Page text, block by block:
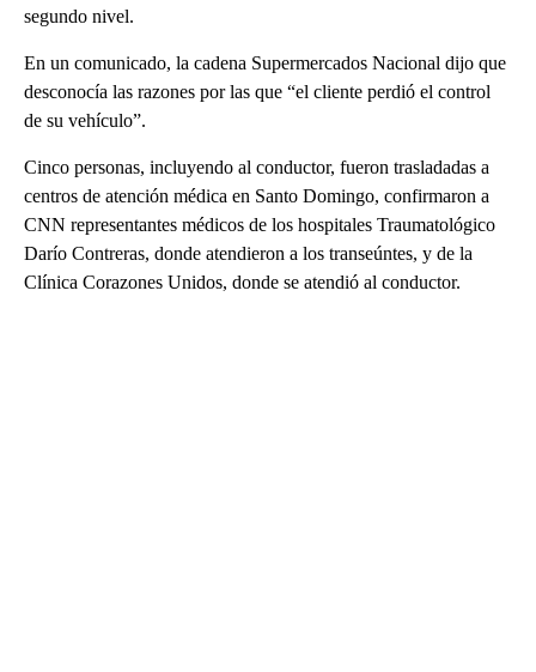
segundo nivel.
En un comunicado, la cadena Supermercados Nacional dijo que
desconocía las razones por las que “el cliente perdió el control
de su vehículo”.
Cinco personas, incluyendo al conductor, fueron trasladadas a
centros de atención médica en Santo Domingo, confirmaron a
CNN representantes médicos de los hospitales Traumatológico
Darío Contreras, donde atendieron a los transeúntes, y de la
Clínica Corazones Unidos, donde se atendió al conductor.